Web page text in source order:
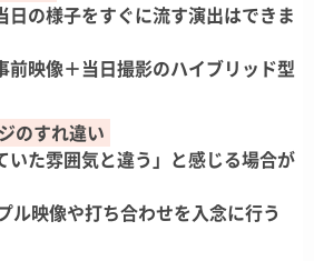
日の様子をすぐに流す演出はできま
前映像＋当日撮影のハイブリッド型
のすれ違い
いた雰囲気と違う」と感じる場合が
ル映像や打ち合わせを入念に行う